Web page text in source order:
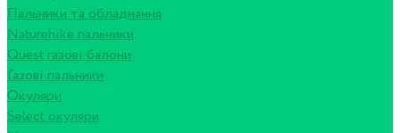
Пальники та обладнання
Naturehike пальники
Quest газові балони
Газові пальники
Окуляри
Select окуляри